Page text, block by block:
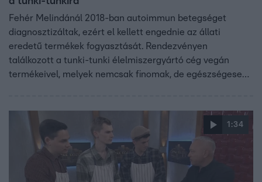
Fehér Melindánál 2018-ban autoimmun betegséget
diagnosztizáltak, ezért el kellett engednie az állati
eredetű termékek fogyasztását. Rendezvényen
találkozott a tunki-tunki élelmiszergyártó cég vegán
termékeivel, melyek nemcsak finomak, de egészségesek
élelmiszerlánc polcaira is – ezzel nettó 35 millió forintos
árbevételt realizálva. Jelenleg skálázódni szeretnének,
melyhez 10 millió forintos befektetést kért Melinda a
Cápáktól 15% tulajdonrészért cserébe.
1:34